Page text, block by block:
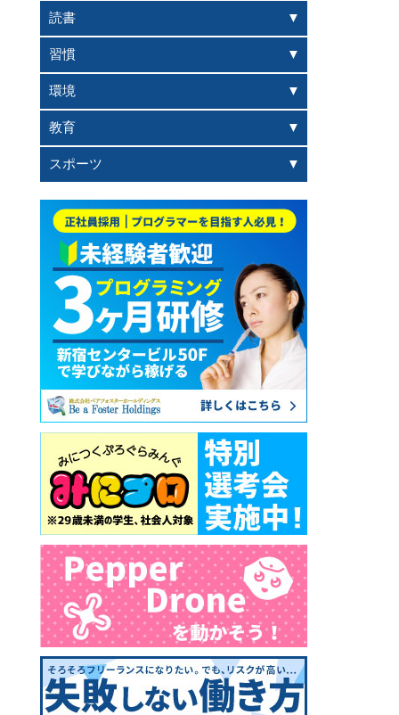
読書
習慣
環境
教育
スポーツ